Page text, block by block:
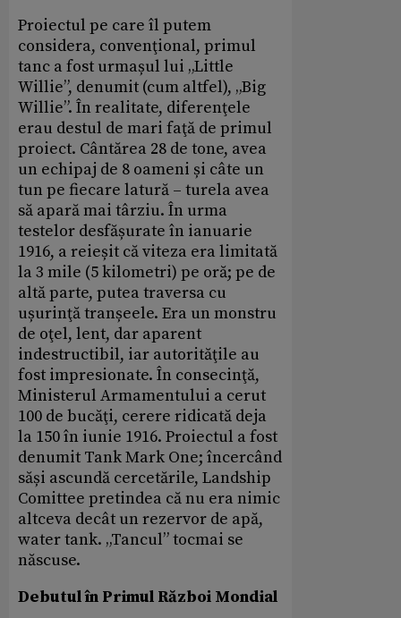
Proiectul pe care îl putem
considera, convenţional, primul
tanc a fost urmașul lui „Little
Willie”, denumit (cum altfel), „Big
Willie”. În realitate, diferenţele
erau destul de mari faţă de primul
proiect. Cântărea 28 de tone, avea
un echipaj de 8 oameni și câte un
tun pe fiecare latură – turela avea
să apară mai târziu. În urma
testelor desfășurate în ianuarie
1916, a reieșit că viteza era limitată
la 3 mile (5 kilometri) pe oră; pe de
altă parte, putea traversa cu
ușurinţă tranșeele. Era un monstru
de oţel, lent, dar aparent
indestructibil, iar autorităţile au
fost impresionate. În consecinţă,
Ministerul Armamentului a cerut
100 de bucăţi, cerere ridicată deja
la 150 în iunie 1916. Proiectul a fost
denumit Tank Mark One; încercând
săși ascundă cercetările, Landship
Comittee pretindea că nu era nimic
altceva decât un rezervor de apă,
water tank. „Tancul” tocmai se
născuse.
Debutul în Primul Război Mondial